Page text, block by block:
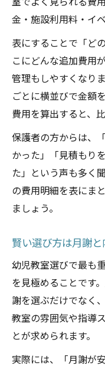
金・施設利用料・イ
表にすることで「ど
こにどんな追加費用
管理もしやすくなり
ごとに横並びで金額
費用を算出すると、
保護者の方からは、
かった」「見積もり
た」という声も多く
の費用明細を表にま
ましょう。
賢い選び方は月謝
幼児教室選びで最も
を見極めることです
謝を選ぶだけでなく
教室の雰囲気や指導
とが求められます。
実際には、「月謝が